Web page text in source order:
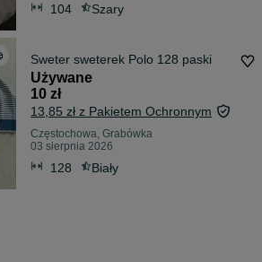
104 Szary
Sweter sweterek Polo 128 paski
Używane
10 zł
13,85 zł z Pakietem Ochronnym
Częstochowa, Grabówka
03 sierpnia 2026
128 Biały